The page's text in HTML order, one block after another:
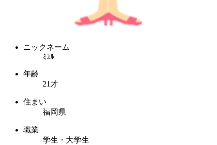
ニックネーム
ﾐﾕﾙ
年齢
21才
住まい
福岡県
職業
学生・大学生